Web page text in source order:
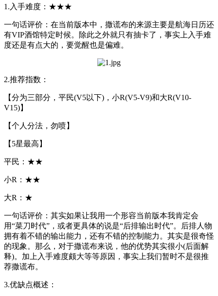
1.入手难度：★★★
一句话评价：在当前版本中，撒谎布的来源主要是航海日历还
有VIP酒馆特定时候。除此之外就只有抽卡了，事实上入手难
度还是有点大的，要觉醒也是偏难。
2.推荐指数：
【分为三部分，平民(V5以下)，小R(V5-V9)和大R(V10-
V15)】
【个人分法，勿喷】
【5星最高】
平民：★★
小R：★★
大R：★
一句话评价：其实如果让我用一个形容当前版本我肯定会
用“菜刀时代”，或者更具体的说是“后排输出时代”。后排人物
拥有着不错的输出能力，还有不错的控制能力。其实是很奇怪
的现象。那么，对于撒谎布来说，他的优势其实很小(后面解
释)。加上入手难度颇大等等原因，事实上我们暂时不是很推
荐撒谎布。
3.优缺点概述：